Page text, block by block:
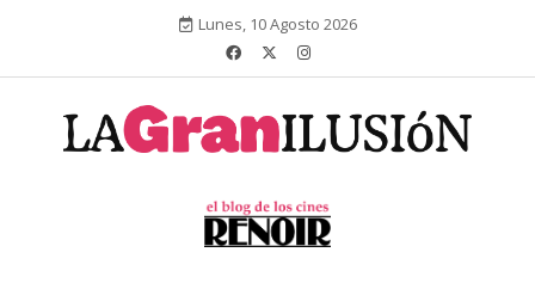
Lunes, 10 Agosto 2026